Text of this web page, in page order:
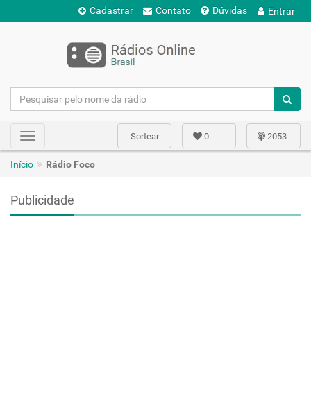
Cadastrar Contato Dúvidas Entrar
Toggle
navigation
2053
0
Sortear
Início Rádio Foco
Publicidade